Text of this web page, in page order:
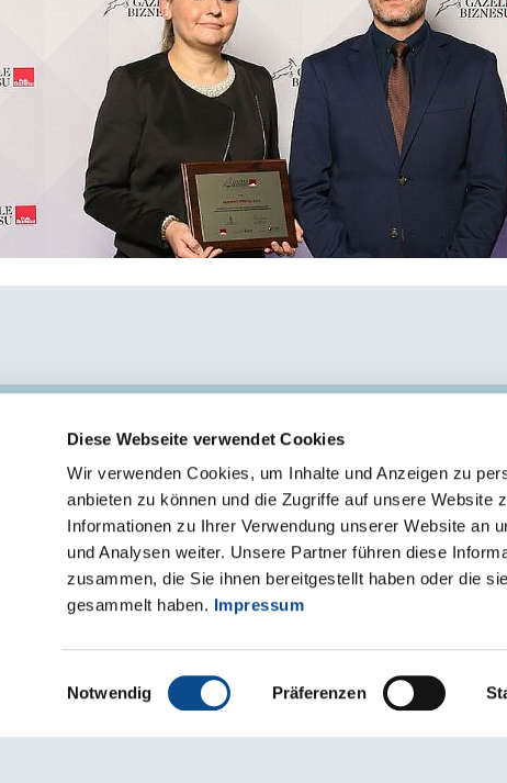
Diese Webseite verwendet Cookies
Wir verwenden Cookies, um Inhalte und Anzeigen zu
anbieten zu können und die Zugriffe auf unsere Website
Informationen zu Ihrer Verwendung unserer Website an
und Analysen weiter. Unsere Partner führen diese
zusammen, die Sie ihnen bereitgestellt haben oder die
gesammelt haben. Impressum
Einwilligungsauswahl
Notwendig Präferenzen
I - OŚWIĘCIM ZAKŁAD II -
96-106 Skierniewice
ul. Fabryczna 80/82
s.klient @ austrotherm.pl
Deklaracja dostępności